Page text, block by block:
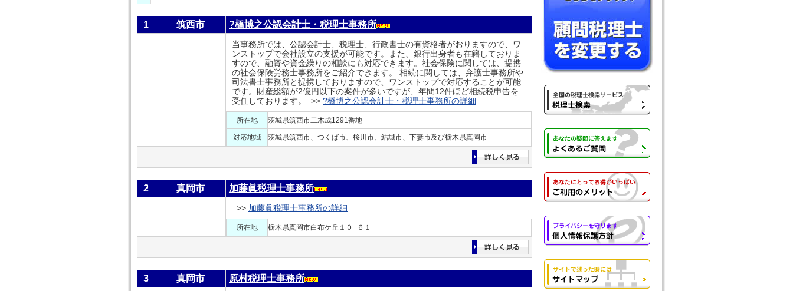
1 筑西市 ?橋博之公認会計士・税理士事務所
当事務所では、公認会計士、税理士、行政書士の有資格者がおりますので、ワ
ンストップで会社設立の支援が可能です。また、銀行出身者も在籍しておりま
すので、融資や資金繰りの相談にも対応できます。社会保険に関しては、提携
の社会保険労務士事務所をご紹介できます。 相続に関しては、弁護士事務所や
司法書士事務所と提携しておりますので、ワンストップで対応することが可能
です。財産総額が2億円以下の案件が多いですが、年間12件ほど相続税申告を
受任しております。 >> ?橋博之公認会計士・税理士事務所の詳細
所在地 茨城県筑西市二木成1291番地
対応地域 茨城県筑西市、つくば市、桜川市、結城市、下妻市及び栃木県真岡市
2 真岡市 加藤眞税理士事務所
>> 加藤眞税理士事務所の詳細
所在地 栃木県真岡市白布ケ丘１０−６１
3 真岡市 原村税理士事務所